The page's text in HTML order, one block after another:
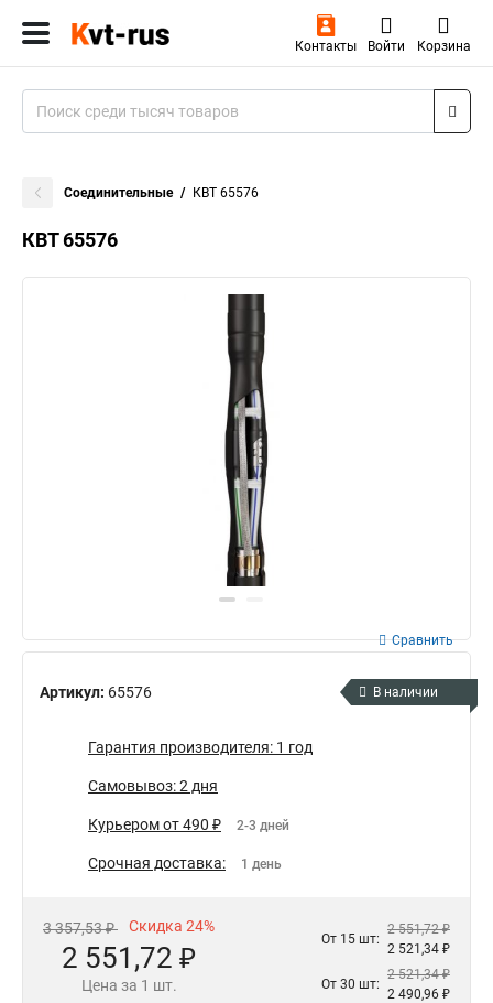
Контакты Войти Корзина
Соединительные КВТ 65576
КВТ 65576
Артикул: 65576
Сравнить
В наличии
Гарантия производителя: 1 год
Самовывоз: 2 дня
Курьером от 490 ₽ 2-3 дней
Срочная доставка: 1 день
3 357,53 ₽ Скидка 24%
2 551,72 ₽
Цена за 1 шт.
От 15 шт:
2 551,72 ₽
2 521,34 ₽
От 30 шт:
2 521,34 ₽
2 490,96 ₽